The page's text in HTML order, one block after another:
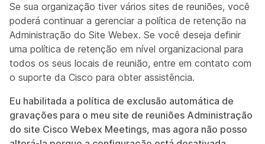
Se sua organização tiver vários sites de reuniões, você
poderá continuar a gerenciar a política de retenção na
Administração do Site Webex. Se você deseja definir
uma política de retenção em nível organizacional para
todos os seus locais de reunião, entre em contato com
o suporte da Cisco para obter assistência.
Eu habilitada a política de exclusão automática de
gravações para o meu site de reuniões Administração
do site Cisco Webex Meetings, mas agora não posso